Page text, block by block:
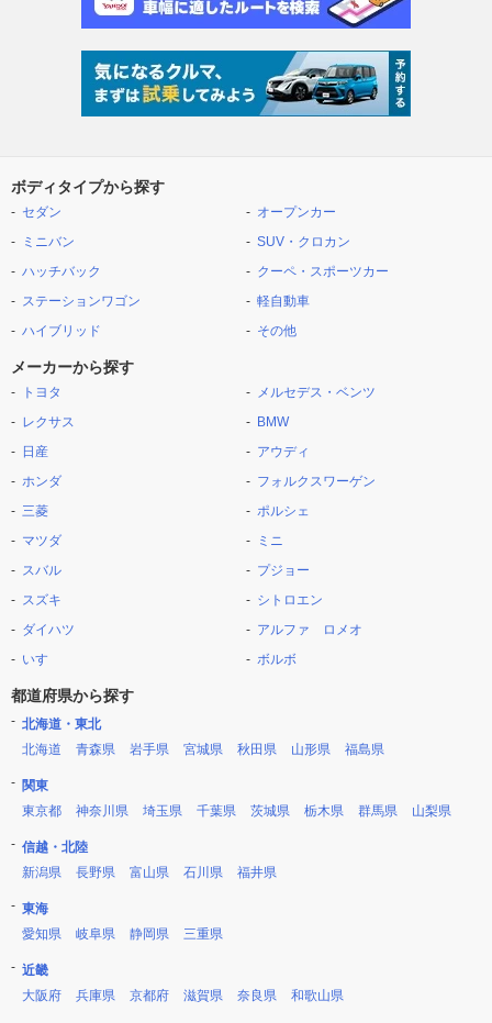
ボディタイプから探す
セダン
ミニバン
ハッチバック
ステーションワゴン
ハイブリッド
オープンカー
SUV・クロカン
クーペ・スポーツカー
軽自動車
その他
メーカーから探す
トヨタ
レクサス
日産
ホンダ
三菱
マツダ
スバル
スズキ
ダイハツ
いすゞ
メルセデス・ベンツ
BMW
アウディ
フォルクスワーゲン
ポルシェ
ミニ
プジョー
シトロエン
アルファ ロメオ
ボルボ
都道府県から探す
北海道・東北
北海道
青森県 岩手県 宮城県 秋田県 山形県 福島県
関東
東京都
神奈川県 埼玉県 千葉県 茨城県 栃木県 群馬県 山梨県
信越・北陸
新潟県
長野県 富山県 石川県 福井県
東海
愛知県
岐阜県 静岡県 三重県
近畿
大阪府
兵庫県 京都府 滋賀県 奈良県 和歌山県